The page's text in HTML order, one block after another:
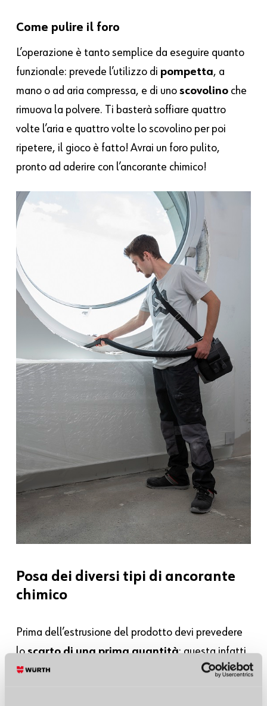
Come pulire il foro
L’operazione è tanto semplice da eseguire quanto
funzionale: prevede l’utilizzo di pompetta, a
mano o ad aria compressa, e di unoscovolino che
rimuova la polvere. Ti basterà soffiare quattro
volte l’aria e quattro volte lo scovolino per poi
ripetere, il gioco è fatto! Avrai un foro pulito,
pronto ad aderire con l’ancorante chimico!
Posa dei diversi tipi di ancorante
chimico
Prima dell’estrusione del prodotto devi prevedere
loscarto di una prima quantità: questa infatti
non è il risultato di un perfetto mescolamento dei